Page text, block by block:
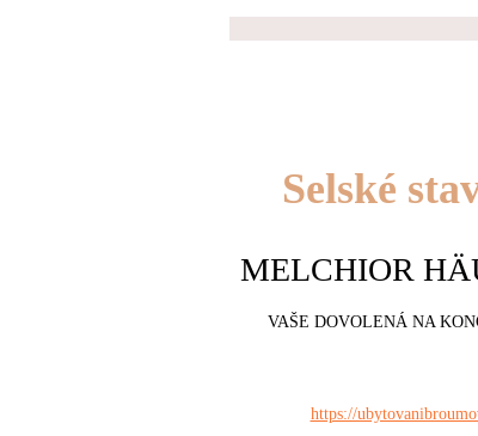
Selské
MELCHIOR
VAŠE DOVOLENÁ NA
https://